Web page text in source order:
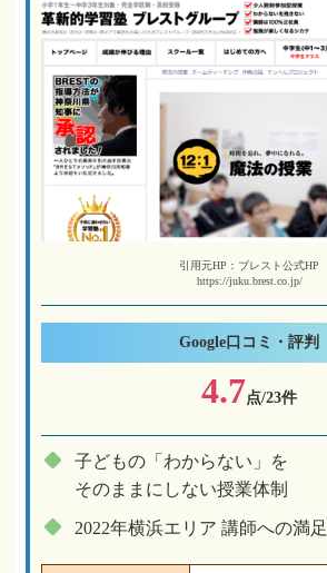
引用元HP：ブレスト公式HP
https://juku.brest.co.jp/
Google 口コミ・評判
4.7点/23件
子どもの「わからない」を
そのままにしない授業体制
2022年横浜エリア 講師への満